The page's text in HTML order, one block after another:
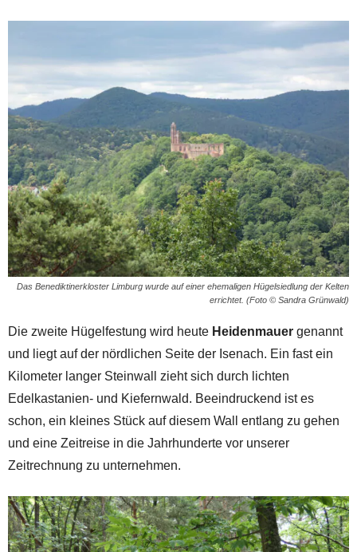
Das Benediktinerkloster Limburg wurde auf einer ehemaligen Hügelsiedlung der Kelten
errichtet. (Foto © Sandra Grünwald)
Die zweite Hügelfestung wird heute Heidenmauer genannt
und liegt auf der nördlichen Seite der Isenach. Ein fast ein
Kilometer langer Steinwall zieht sich durch lichten
Edelkastanien- und Kiefernwald. Beeindruckend ist es
schon, ein kleines Stück auf diesem Wall entlang zu gehen
und eine Zeitreise in die Jahrhunderte vor unserer
Zeitrechnung zu unternehmen.